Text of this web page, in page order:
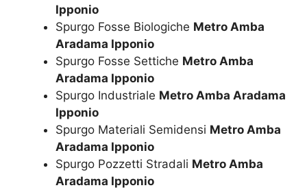
Ipponio
Spurgo Fosse Biologiche Metro Amba
Aradama Ipponio
Spurgo Fosse Settiche Metro Amba
Aradama Ipponio
Spurgo Industriale Metro Amba Aradama
Ipponio
Spurgo Materiali Semidensi Metro Amba
Aradama Ipponio
Spurgo Pozzetti Stradali Metro Amba
Aradama Ipponio